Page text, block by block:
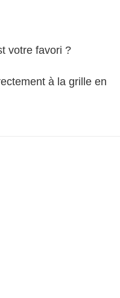
votre favori ?
à la grille en